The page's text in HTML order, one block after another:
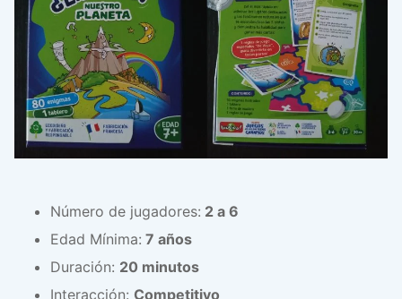
Número de jugadores: 2 a 6
Edad Mínima: 7 años
Duración: 20 minutos
Interacción: Competitivo